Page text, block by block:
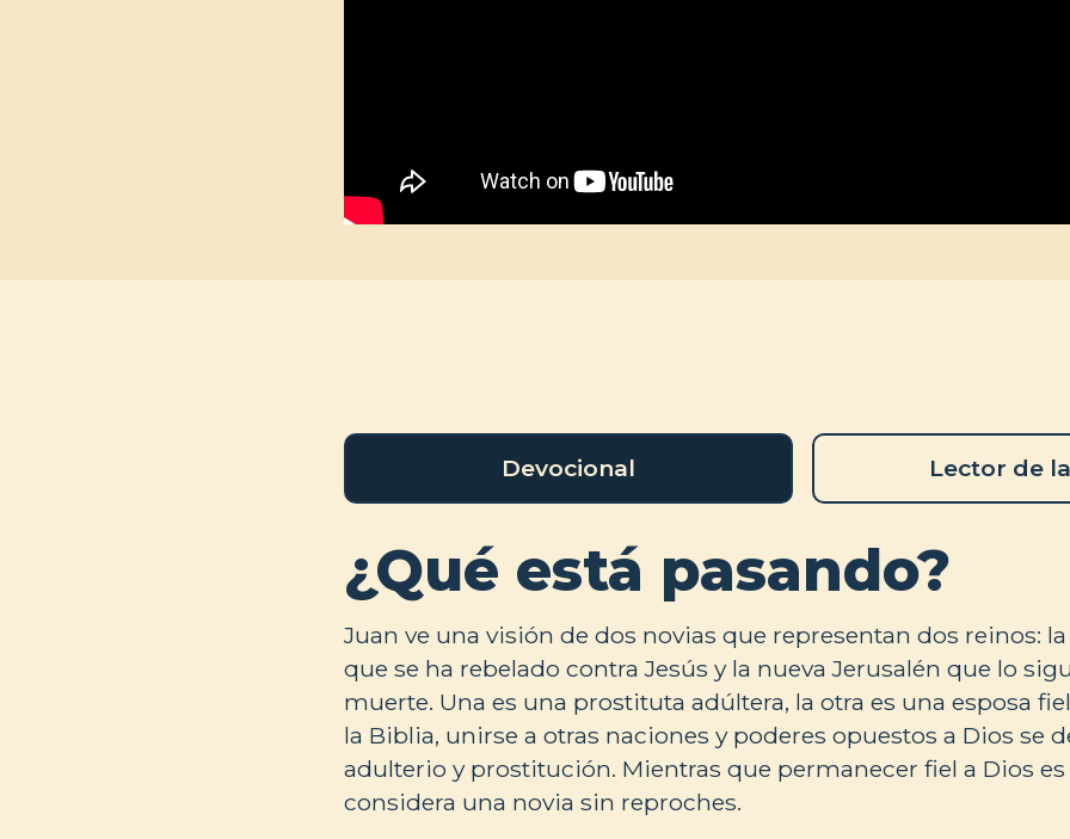
Devocional Lector de
¿Qué está pasando?
Juan ve una visión de dos novias que representan dos reinos: la
que se ha rebelado contra Jesús y la nueva Jerusalén que lo
muerte. Una es una prostituta adúltera, la otra es una esposa
la Biblia, unirse a otras naciones y poderes opuestos a Dios se
adulterio y prostitución. Mientras que permanecer fiel a Dios
considera una novia sin reproches.